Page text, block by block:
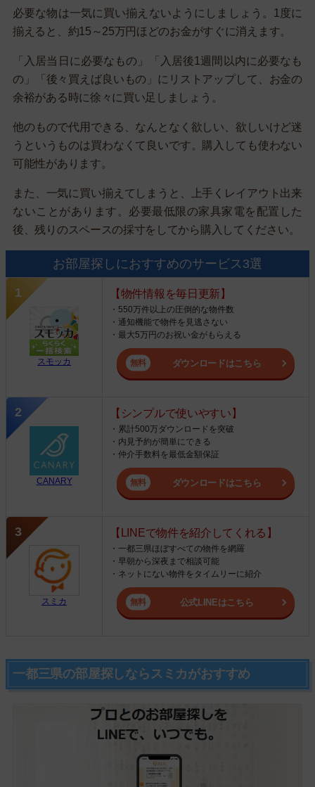
必要な物は一気に買い揃えないようにしましょう。1度に
揃えると、約15～25万円ほどのお金がすぐに消えます。
「入居当日に必要なもの」「入居後1週間以内に必要なも
の」「後々買えば良いもの」にリストアップして、お金の
余裕がある時に徐々に買い足しましょう。
他のもので代用できる、なんとなく欲しい、欲しいけど迷
うというものは買わなくて良いです。購入しても使わない
可能性があります。
また、一気に買い揃えてしまうと、上手くレイアウト出来
ないことがあります。必要最低限の家具家電を配置した
後、残りのスペースの採寸をしてから購入してください。
お部屋探しにおすすめのサービス3選
スモッカ
【物件情報を毎日更新】
・550万件以上の圧倒的な物件数
・通知機能で物件を見逃さない
・最大5万円のお祝い金がもらえる
ダウンロードはこちら
CANARY
【シンプルで使いやすい】
・累計500万ダウンロードを突破
・内見予約が簡単にできる
・仲介手数料を最低金額保証
ダウンロードはこちら
スミカ
【LINEで物件を紹介してくれる】
・一都三県ほぼすべての物件を網羅
・早朝から深夜まで相談可能
・ネットにない物件をタイムリーに紹介
公式LINEはこちら
一都三県の部屋探しならスミカがおすすめ